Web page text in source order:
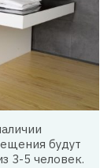
будут
3-5 человек.